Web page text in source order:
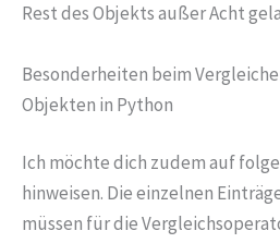
Rest des Objekts außer Acht
Besonderheiten beim
Objekten in Python
Ich möchte dich zudem auf
hinweisen. Die einzelnen
müssen für die